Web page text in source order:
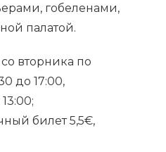
гобеленами,
палатой.
со вторника по
до 17:00,
билет 5,5€,